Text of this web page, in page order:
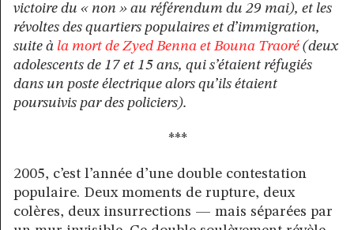
victoire du « non » au référendum du 29 mai), et les
révoltes des quartiers populaires et d’immigration,
suite à la mort de Zyed Benna et Bouna Traoré (deux
adolescents de 17 et 15 ans, qui s’étaient réfugiés
dans un poste électrique alors qu’ils étaient
poursuivis par des policiers).
***
2005, c’est l’année d’une double contestation
populaire. Deux moments de rupture, deux
colères, deux insurrections — mais séparées par